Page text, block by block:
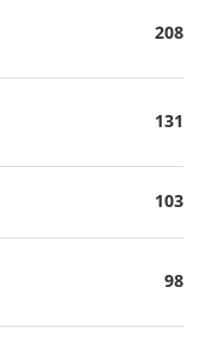
208
131
103
98